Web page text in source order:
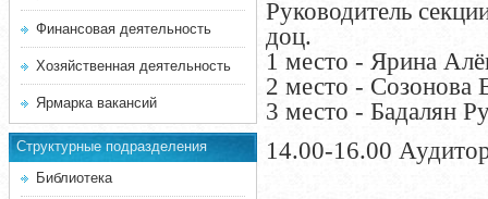
Финансовая деятельность
Хозяйственная деятельность
Ярмарка вакансий
Структурные подразделения
Библиотека
Руководитель
доц.
1 место - Ярина
2 место -
3 место - Бадалян
14.00-16.00